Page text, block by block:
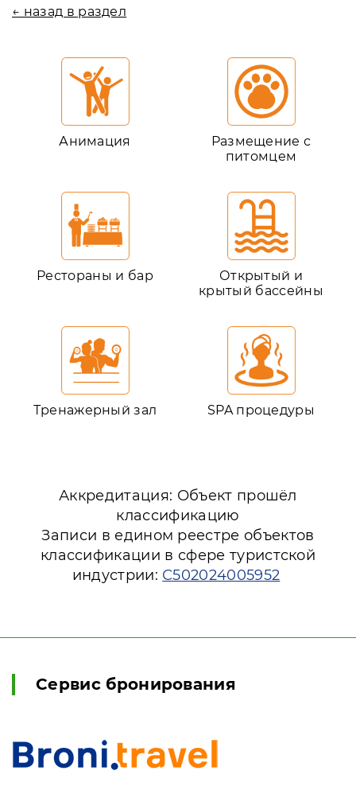
← назад в раздел
Анимация
Размещение с
питомцем
Рестораны и бар
Открытый и
крытый бассейны
Тренажерный зал SPA процедуры
Аккредитация: Объект прошёл
классификацию
Записи в едином реестре объектов
классификации в сфере туристской
индустрии: С502024005952
Сервис бронирования